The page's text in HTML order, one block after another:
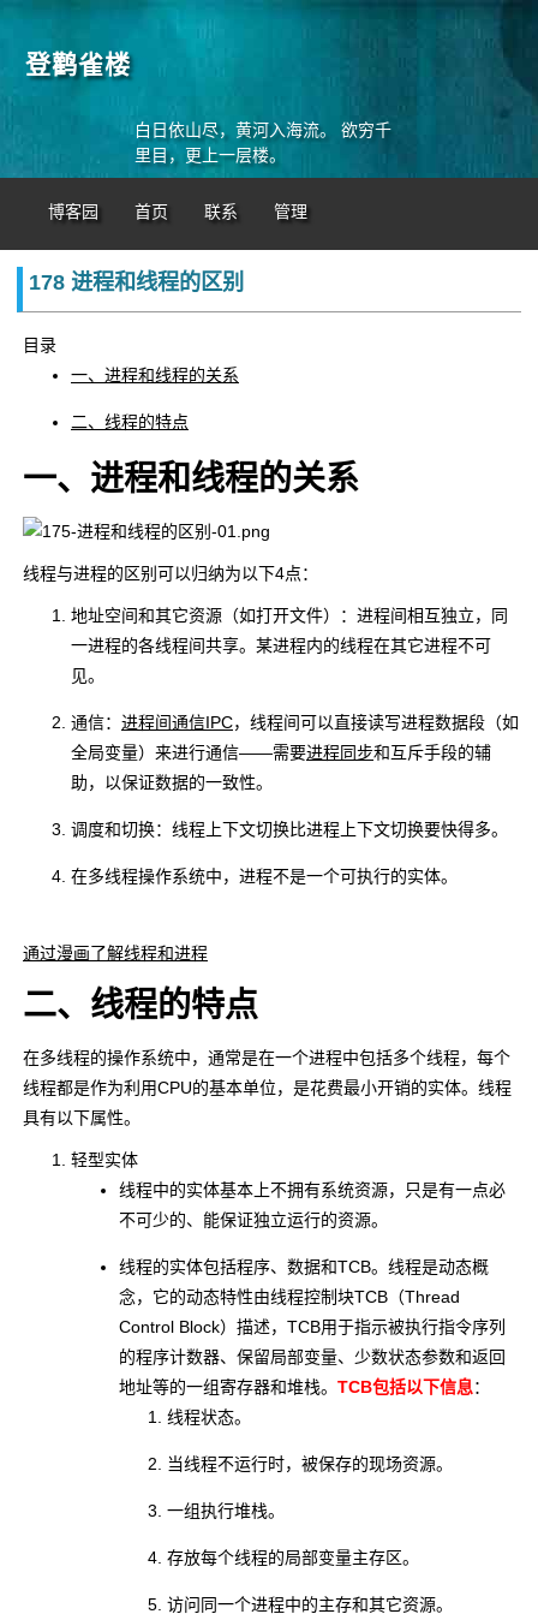
登鹳雀楼
白日依山尽，黄河入海流。 欲穷千
里目，更上一层楼。
博客园 首页 联系 管理
178 进程和线程的区别
目录
一、进程和线程的关系
二、线程的特点
一、进程和线程的关系
线程与进程的区别可以归纳为以下4点：
地址空间和其它资源（如打开文件）：进程间相互独立，同
一进程的各线程间共享。某进程内的线程在其它进程不可
见。
通信： 进程间通信IPC，线程间可以直接读写进程数据段（如
全局变量）来进行通信——需要进程同步和互斥手段的辅
助，以保证数据的一致性。
调度和切换：线程上下文切换比进程上下文切换要快得多。
在多线程操作系统中，进程不是一个可执行的实体。
通过漫画了解线程和进程
二、线程的特点
在多线程的操作系统中，通常是在一个进程中包括多个线程，每个
线程都是作为利用CPU的基本单位，是花费最小开销的实体。线程
具有以下属性。
轻型实体
线程中的实体基本上不拥有系统资源，只是有一点必
不可少的、能保证独立运行的资源。
线程的实体包括程序、数据和TCB。线程是动态概
念，它的动态特性由线程控制块TCB（Thread
Control Block）描述，TCB用于指示被执行指令序列
的程序计数器、保留局部变量、少数状态参数和返回
地址等的一组寄存器和堆栈。 TCB包括以下信息：
线程状态。
当线程不运行时，被保存的现场资源。
一组执行堆栈。
存放每个线程的局部变量主存区。
访问同一个进程中的主存和其它资源。